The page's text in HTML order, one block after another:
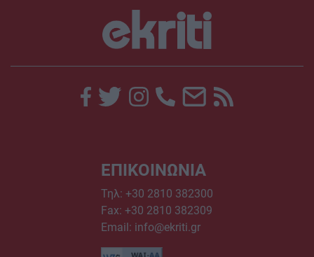
ΕΠΙΚΟΙΝΩΝΙΑ
Τηλ: +30 2810 382300
Fax: +30 2810 382309
Email: info@ekriti.gr